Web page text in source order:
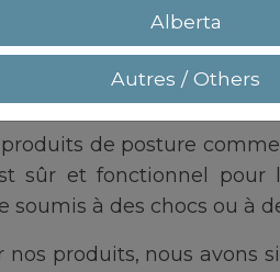
la chance il y a
d'un test de collision à
de posture
sûr et fonctionnel pour
à des chocs ou à
nos produits, nous avons
Alberta
Autres / Others